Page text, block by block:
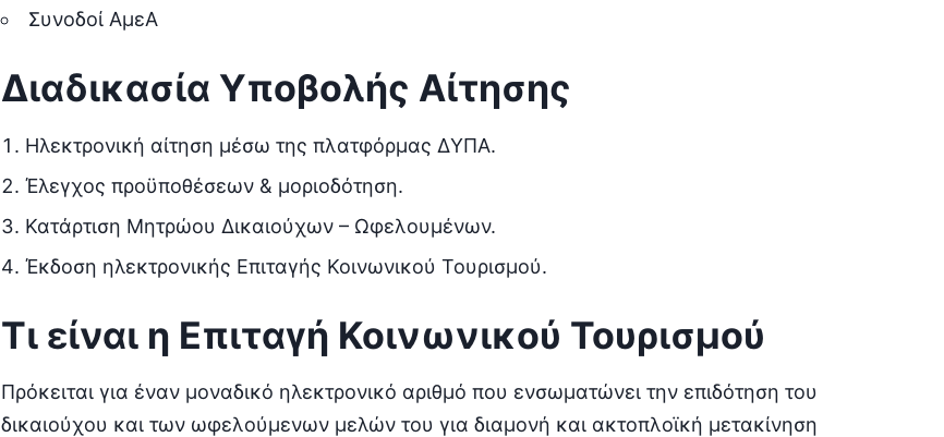
Συνοδοί ΑμεΑ
Διαδικασία Υποβολής Αίτησης
Ηλεκτρονική αίτηση μέσω της πλατφόρμας ΔΥΠΑ.
Έλεγχος προϋποθέσεων & μοριοδότηση.
Κατάρτιση Μητρώου Δικαιούχων – Ωφελουμένων.
Έκδοση ηλεκτρονικής Επιταγής Κοινωνικού Τουρισμού.
Τι είναι η Επιταγή Κοινωνικού Τουρισμού
Πρόκειται για έναν μοναδικό ηλεκτρονικό αριθμό που ενσωματώνει την επιδότηση του
δικαιούχου και των ωφελούμενων μελών του για διαμονή και ακτοπλοϊκή μετακίνηση